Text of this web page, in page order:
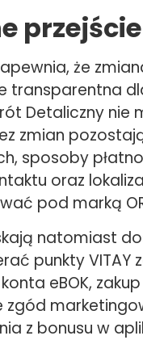
że
transparentna
Detaliczny
zmian
sposoby
oraz
pod marką
natomiast
punkty
konta eBOK,
zgód
z bonusu w